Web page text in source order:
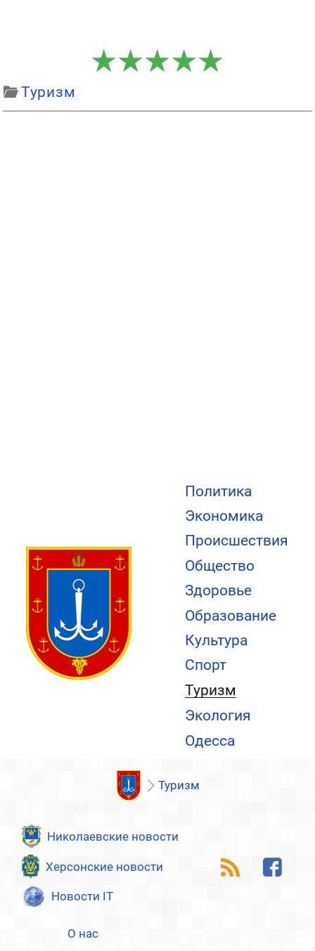
Политика
Экономика
Происшествия
Общество
Здоровье
Образование
Культура
Спорт
Туризм
Экология
Одесса
Туризм
Туризм
Николаевские новости
Херсонские новости
Новости IT
О нас